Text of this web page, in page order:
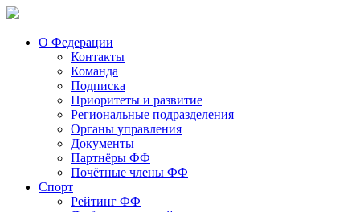
О Федерации
Контакты
Команда
Подписка
Приоритеты и развитие
Региональные подразделения
Органы управления
Документы
Партнёры ФФ
Почётные члены ФФ
Спорт
Рейтинг ФФ